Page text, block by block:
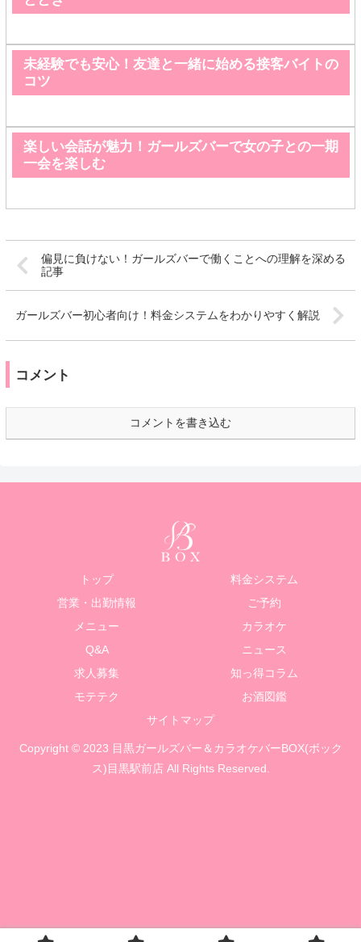
未経験でも安心！友達と一緒に始める接客バイトの
コツ
楽しい会話が魅力！ガールズバーで女の子との一期
一会を楽しむ
偏見に負けない！ガールズバーで働くことへの理解を深める
記事
ガールズバー初心者向け！料金システムをわかりやすく解説
コメント
コメントを書き込む
トップ
料金システム
営業・出勤情報
ご予約
メニュー
カラオケ
Q&A
ニュース
求人募集
知っ得コラム
モテテク
お酒図鑑
サイトマップ
Copyright © 2023 目黒ガールズバー＆カラオケバーBOX(ボック
ス)目黒駅前店 All Rights Reserved.